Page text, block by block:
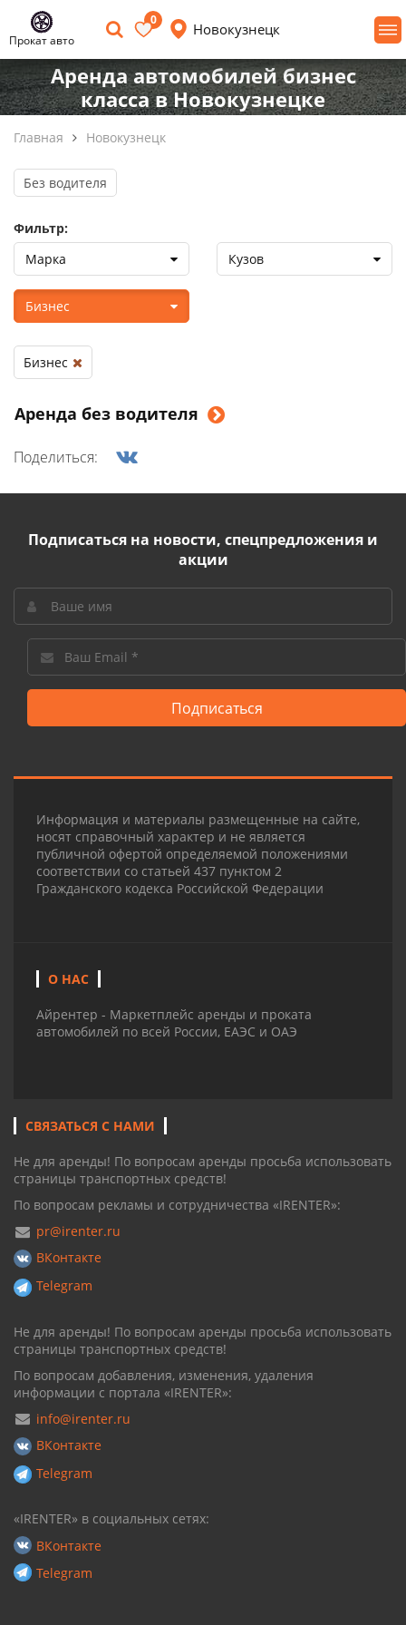
Прокат авто
0
Новокузнецк
Аренда автомобилей бизнес
класса в Новокузнецке
Главная Новокузнецк
Аренда без водителя
Поделиться:
Без водителя
Фильтр:
Марка
Кузов
Бизнес
Бизнес
Подписаться на новости, спецпредложения и
акции
Подписаться
Информация и материалы размещенные на сайте,
носят справочный характер и не является
публичной офертой определяемой положениями
соответствии со статьей 437 пунктом 2
Гражданского кодекса Российской Федерации
О НАС
Айрентер - Маркетплейс аренды и проката
автомобилей по всей России, ЕАЭС и ОАЭ
СВЯЗАТЬСЯ С НАМИ
Не для аренды! По вопросам аренды просьба использовать
страницы транспортных средств!
По вопросам рекламы и сотрудничества «IRENTER»:
pr@irenter.ru
ВКонтакте
Telegram
Не для аренды! По вопросам аренды просьба использовать
страницы транспортных средств!
По вопросам добавления, изменения, удаления
информации с портала «IRENTER»:
info@irenter.ru
ВКонтакте
Telegram
«IRENTER» в социальных сетях:
ВКонтакте
Telegram